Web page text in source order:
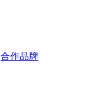
合作品牌